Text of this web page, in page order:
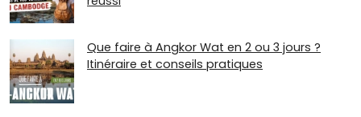
Que faire à Angkor Wat en 2 ou 3 jours ?
Itinéraire et conseils pratiques